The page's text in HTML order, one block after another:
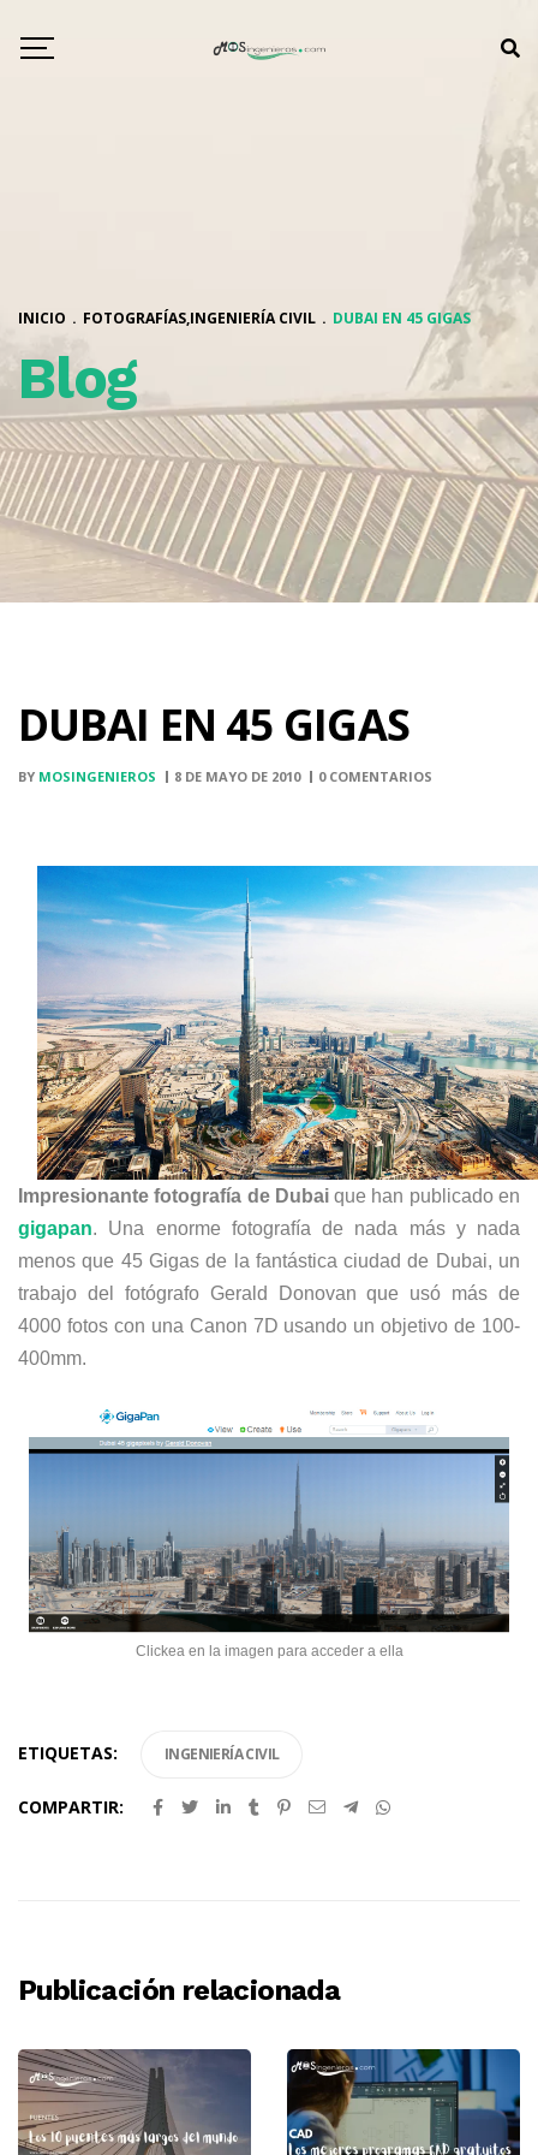
Blog
INICIO . FOTOGRAFÍAS,INGENIERÍA CIVIL . DUBAI EN 45 GIGAS
DUBAI EN 45 GIGAS
BY MOSINGENIEROS 8 DE MAYO DE 2010 0 COMENTARIOS
Impresionante fotografía de Dubaique han publicado en
gigapan. Una enorme fotografía de nada más y nada
menos que 45 Gigas de la fantástica ciudad de Dubai, un
trabajo del fotógrafo Gerald Donovan que usó más de
4000 fotos con una Canon 7D usando un objetivo de 100-
400mm.
Clickea en la imagen para acceder a ella
ETIQUETAS: INGENIERÍA CIVIL
COMPARTIR:
Publicación relacionada